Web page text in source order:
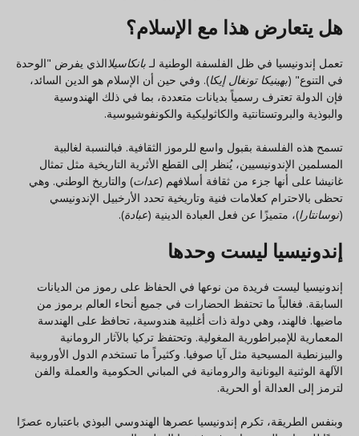
هل يتعارض هذا مع الإسلام؟
تعمل إندونيسيا في ظل الفلسفة الوطنية لـبانكاسيلاالذي يفرض "الوحدة
في التنوع" (بهينيكا تونغال إيكا). وفي حين أن الإسلام هو الدين السائد،
فإن الدولة تعترف رسمياً بديانات متعددة، بما في ذلك الهندوسية
والبوذية والبروتستانتية والكاثوليكية والكونفوشيوسية.
تسمح هذه الفلسفة بقبول واسع للرموز الثقافية. فبالنسبة لغالبية
المسلمين الإندونيسيين، يُنظر إلى القطع الأثرية التاريخية مثل تمثال
غانيشا على أنها جزء من ثقافة أسلافهم (عدات) والتاريخ الوطني. وهي
تحظى بالاحترام كعلامات فنية وتاريخية تحدد الأرخبيل الإندونيسي
(نوسانتارا)، متميزًا عن فعل العبادة الدينية (عبادة).
إندونيسيا ليست وحدها
إندونيسيا ليست فريدة من نوعها في الحفاظ على رموز من الديانات
السابقة. فغالباً ما تحتفظ الحضارات في جميع أنحاء العالم برموز من
ماضيها. فالهند، وهي دولة ذات أغلبية هندوسية، تحافظ على الهندسة
المعمارية للإمبراطورية المغولية. وتحتفظ تركيا بالآثار الرومانية
والبيزنطية المسيحية مثل آيا صوفيا. وكثيراً ما تستخدم الدول الأوروبية
الآلهة الوثنية اليونانية والرومانية في المباني الحكومية والعملة والفن
لترمز إلى العدالة أو الحرية.
وبنفس الطريقة، تكرم إندونيسيا عصرها الهندوسي البوذي باعتباره عصرًا